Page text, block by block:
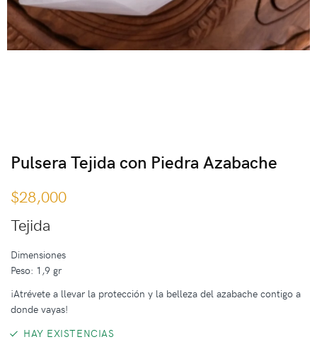
Pulsera Tejida con Piedra Azabache
$28,000
Tejida
Dimensiones
Peso: 1,9 gr
¡Atrévete a llevar la protección y la belleza del azabache contigo a
donde vayas!
HAY EXISTENCIAS